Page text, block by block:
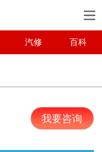
汽修 百科
我要咨询